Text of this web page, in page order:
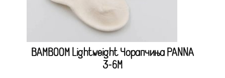
BAMBOOM Lightweight Чорапчиња PANNA
3-6M